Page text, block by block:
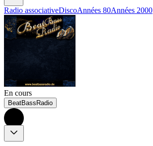
Radio associativeDiscoAnnées 80Années 2000
En cours
BeatBassRadio